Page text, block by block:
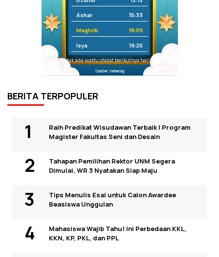
Ashar 15:33
Maghrib 18:09
Isya 19:20
Tidak ada waktu sholat berikutnya hari ini.
Sumber: Kemenag
BERITA TERPOPULER
Raih Predikat Wisudawan Terbaik I Program
Magister Fakultas Seni dan Desain
Tahapan Pemilihan Rektor UNM Segera
Dimulai, WR 3 Nyatakan Siap Maju
Tips Menulis Esai untuk Calon Awardee
Beasiswa Unggulan
Mahasiswa Wajib Tahu! Ini Perbedaan KKL,
KKN, KP, PKL, dan PPL